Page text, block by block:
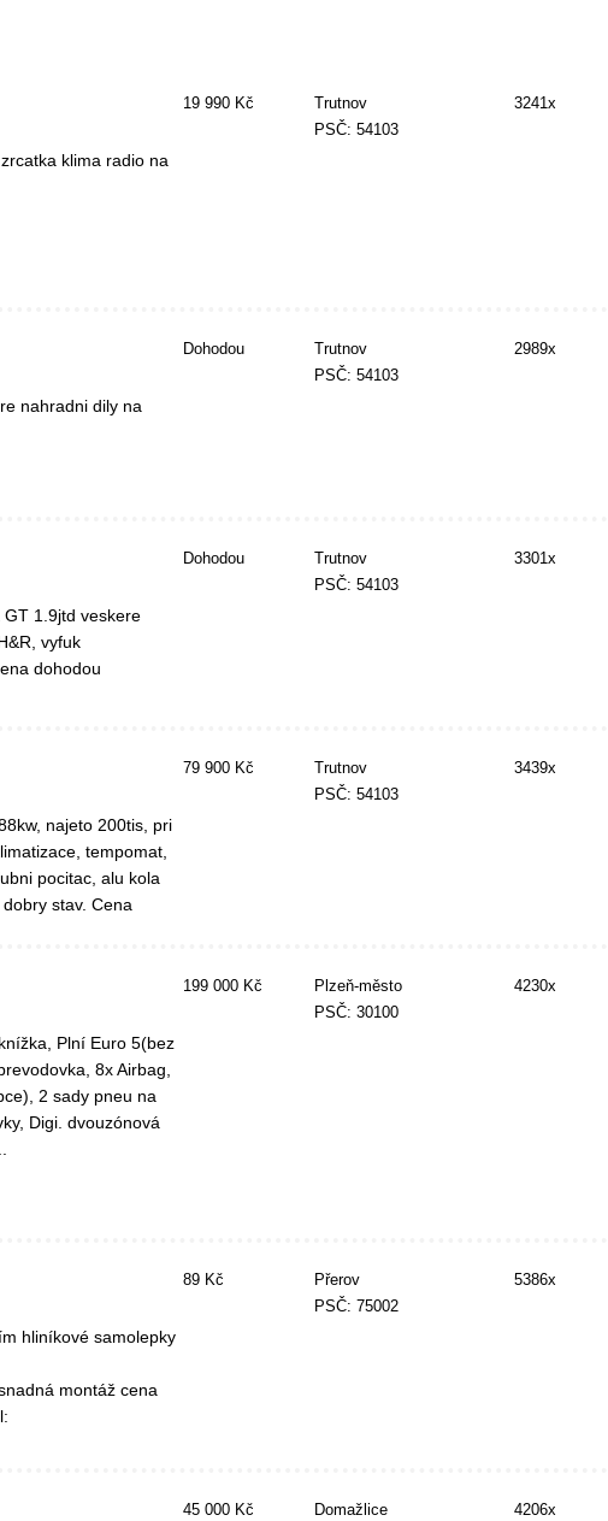
klima radio na
19 990 Kč
Trutnov
PSČ: 54103
3241x
nahradni dily na
Dohodou
Trutnov
PSČ: 54103
2989x
1.9jtd veskere
vyfuk
dohodou
Dohodou
Trutnov
PSČ: 54103
3301x
najeto 200tis, pri
tempomat,
pocitac, alu kola
stav. Cena
79 900 Kč
Trutnov
PSČ: 54103
3439x
Plní Euro 5(bez
8x Airbag,
2 sady pneu na
Digi. dvouzónová
199 000 Kč
Plzeň-město
PSČ: 30100
4230x
hliníkové samolepky
montáž cena
89 Kč
Přerov
PSČ: 75002
5386x
45 000 Kč Domažlice 4206x